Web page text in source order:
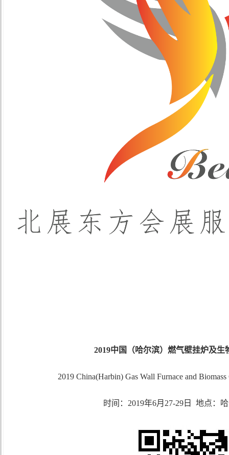
2019中国（哈尔滨）燃气壁挂炉及生
2019 China(Harbin) Gas Wall Furnace and
时间： 2019年6月27-29日 地点：